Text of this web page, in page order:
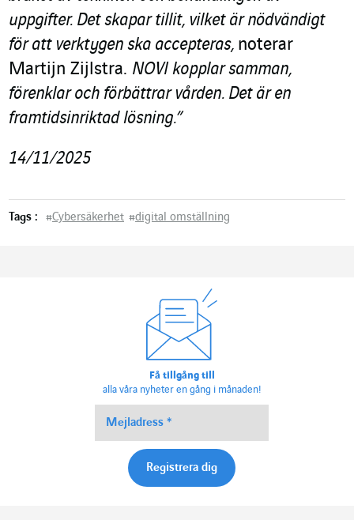
uppgifter. Det skapar tillit, vilket är nödvändigt
för att verktygen ska accepteras, noterar
Martijn Zijlstra. NOVI kopplar samman,
förenklar och förbättrar vården. Det är en
framtidsinriktad lösning.”
14/11/2025
Tags : #Cybersäkerhet #digital omställning
Få tillgång till
alla våra nyheter en gång i månaden!